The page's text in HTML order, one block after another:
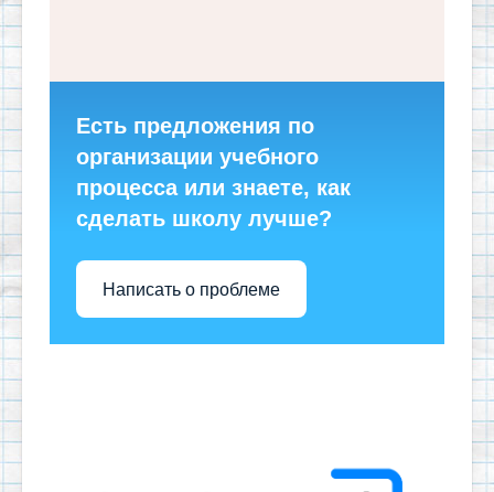
Есть предложения по
организации учебного
процесса или знаете, как
сделать школу лучше?
Написать о проблеме